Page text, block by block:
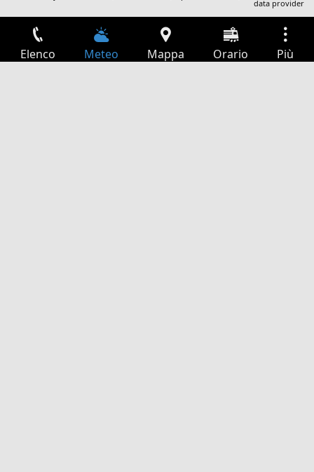
data provider
Elenco Meteo Mappa Orario Più